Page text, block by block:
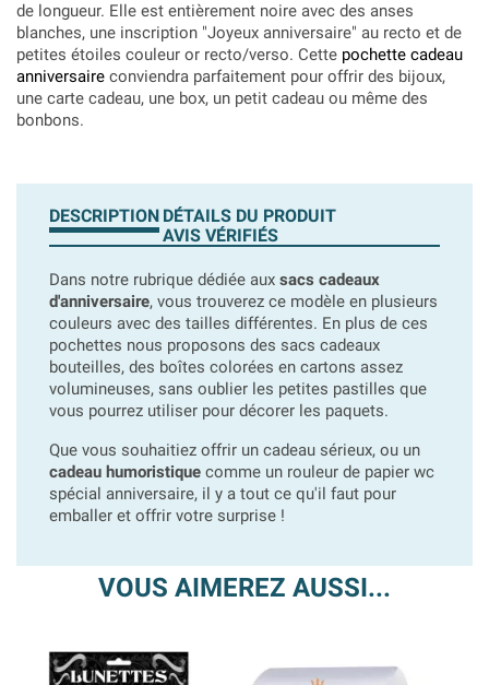
de longueur. Elle est entièrement noire avec des anses
blanches, une inscription "Joyeux anniversaire" au recto et de
petites étoiles couleur or recto/verso. Cette pochette cadeau
anniversaire conviendra parfaitement pour offrir des bijoux,
une carte cadeau, une box, un petit cadeau ou même des
bonbons.
DESCRIPTION DÉTAILS DU PRODUIT
AVIS VÉRIFIÉS
Dans notre rubrique dédiée aux sacs cadeaux
d'anniversaire, vous trouverez ce modèle en plusieurs
couleurs avec des tailles différentes. En plus de ces
pochettes nous proposons des sacs cadeaux
bouteilles, des boîtes colorées en cartons assez
volumineuses, sans oublier les petites pastilles que
vous pourrez utiliser pour décorer les paquets.
Que vous souhaitiez offrir un cadeau sérieux, ou un
cadeau humoristique comme un rouleur de papier wc
spécial anniversaire, il y a tout ce qu'il faut pour
emballer et offrir votre surprise !
VOUS AIMEREZ AUSSI...